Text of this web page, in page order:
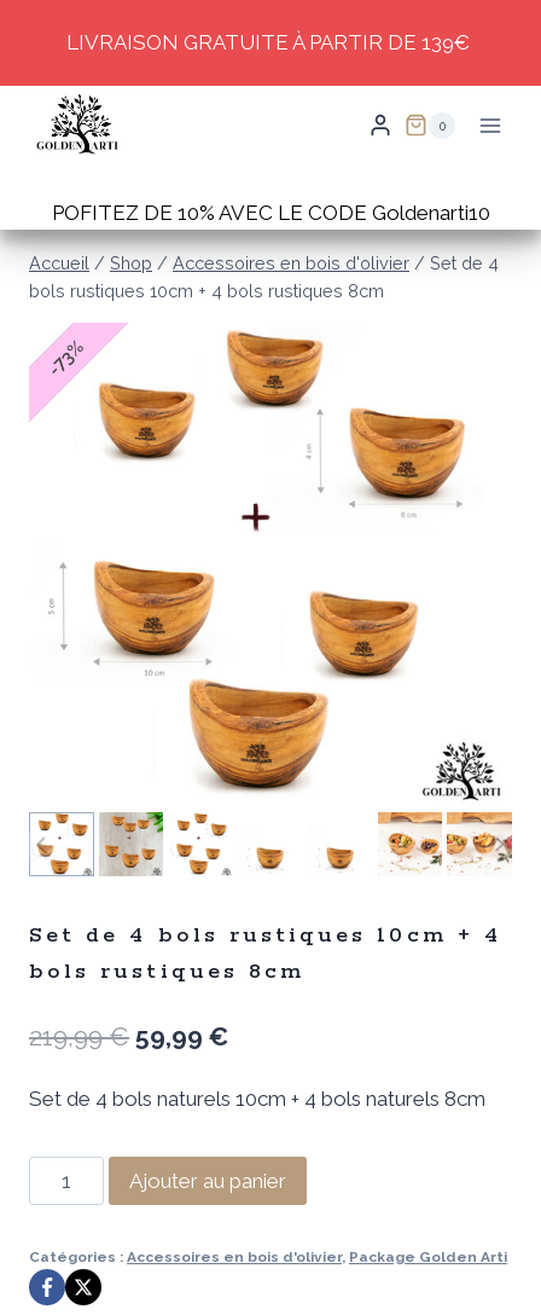
content
LIVRAISON GRATUITE À PARTIR DE 139€
0
POFITEZ DE 10% AVEC LE CODE Goldenarti10
Accueil / Shop / Accessoires en bois d'olivier / Set de 4
bols rustiques 10cm + 4 bols rustiques 8cm
-
73
%
Set de 4 bols rustiques 10cm + 4
bols rustiques 8cm
219,99€ Le
était :
219,99 €.
59,99 €Le
est :
59,99 €.
Set de 4 bols naturels 10cm + 4 bols naturels 8cm
quantité
de
de
4
Ajouter au panier
Catégories : Accessoires en bois d'olivier, Package Golden Arti